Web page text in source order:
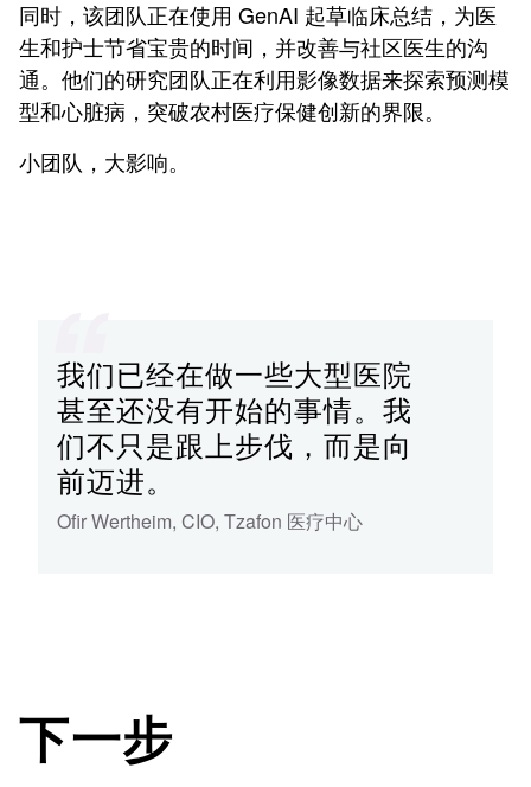
同时，该团队正在使用 GenAI 起草临床总结，为医
生和护士节省宝贵的时间，并改善与社区医生的沟
通。他们的研究团队正在利用影像数据来探索预测模
型和心脏病，突破农村医疗保健创新的界限。
小团队，大影响。
我们已经在做一些大型医院
甚至还没有开始的事情。我
们不只是跟上步伐，而是向
前迈进。
Ofir Wertheim, CIO, Tzafon 医疗中心
下一步